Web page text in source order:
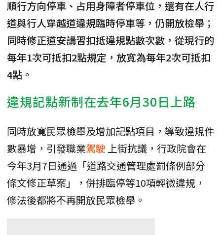
順行方向停車、占用身障者停車位，還有在人行
道與行人穿越道違規臨時停車等，仍開放檢舉；
同時修正道安講習扣抵違規點數次數，從現行的
每年1次可抵扣2點規定，放寬為每年2次可抵扣
4點。
違規記點新制在去年6月30日上路
同時放寬民眾檢舉及增加記點項目，導致違規件
數暴增，引發職業駕駛 上街抗議，行政院會在
今年3月7日通過「道路交通管理處罰條例部分
條文修正草案」，併排臨停等10項輕微違規，
修法後都將不再開放民眾檢舉。